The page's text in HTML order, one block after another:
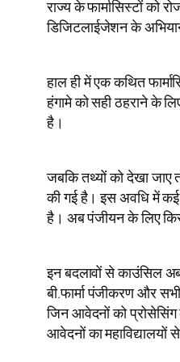
राज्य के फार्मासिस्टों को
डिजिटलाईजेशन के
हाल ही में एक कथित
हंगामे को सही ठहराने के
है।
जबकि तथ्यों को देखा जाए
की गई है। इस अवधि में कई
है। अब पंजीयन के लिए
इन बदलावों से काउंसिल
बी.फार्मा पंजीकरण और
जिन आवेदनों को
आवेदनों का महाविद्यालयों